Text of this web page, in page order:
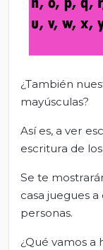
¿También
mayúsculas?
Así es, a ver
escritura de
Se te
casa juegues
personas.
¿Qué vamos a